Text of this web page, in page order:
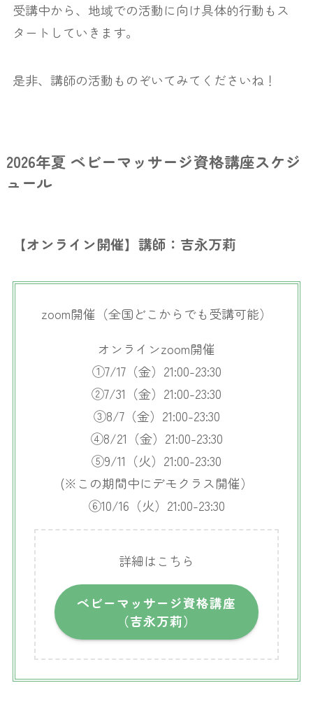
受講中から、地域での活動に向け具体的行動もス
タートしていきます。
是非、講師の活動ものぞいてみてくださいね！
2026年夏 ベビーマッサージ資格講座スケジ
ュール
【オンライン開催】講師：吉永万莉
zoom開催（全国どこからでも受講可能）
オンラインzoom開催
①7/17（金）21:00-23:30
②7/31（金）21:00-23:30
③8/7（金）21:00-23:30
④8/21（金）21:00-23:30
⑤9/11（火）21:00-23:30
(※この期間中にデモクラス開催）
⑥10/16（火）21:00-23:30
詳細はこちら
ベビーマッサージ資格講座
（吉永万莉）